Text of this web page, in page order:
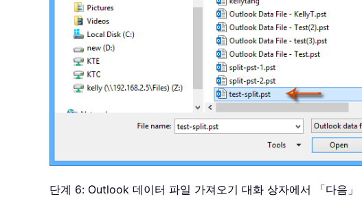
단계 6: Outlook 데이터 파일 가져오기 대화 상자에서 「다음」